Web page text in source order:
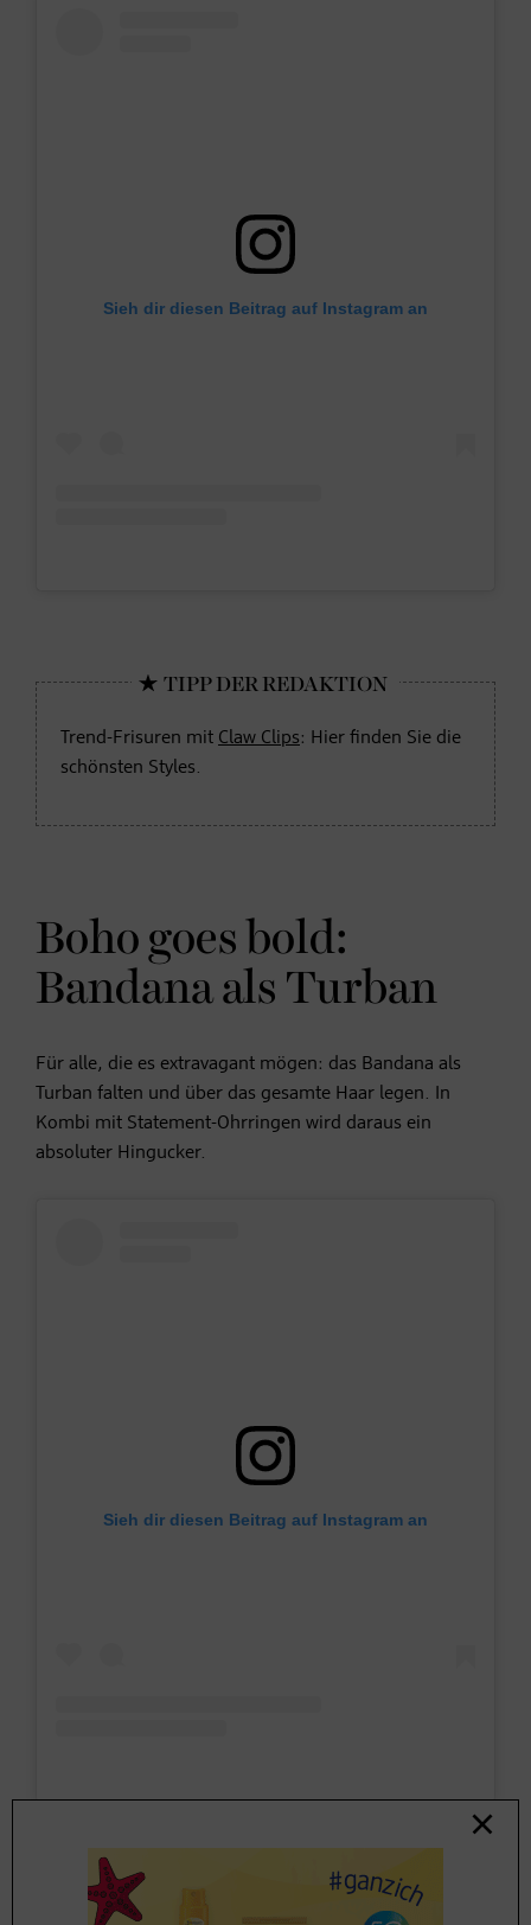
Sieh dir diesen Beitrag auf Instagram an
Trend-Frisuren mit Claw Clips: Hier finden Sie die
schönsten Styles.
Boho goes bold:
Bandana als Turban
Für alle, die es extravagant mögen: das Bandana als
Turban falten und über das gesamte Haar legen. In
Kombi mit Statement-Ohrringen wird daraus ein
absoluter Hingucker.
Sieh dir diesen Beitrag auf Instagram an
Einfach und lässig: